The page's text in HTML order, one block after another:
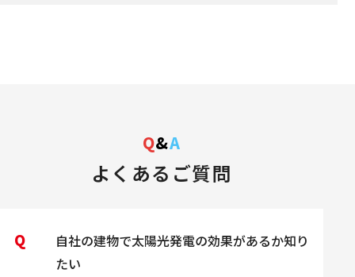
Q&A
よくあるご質問
Q
自社の建物で太陽光発電の効果があるか知り
たい